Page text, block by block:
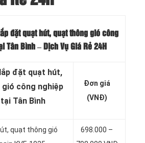
đặt quạt hút, quạt thông gió công
Tân Bình – Dịch Vụ Giá Rẻ 24H
đặt quạt hút,
công nghiệp
Tân Bình
Đơn giá
(VNĐ)
quạt thông gió
698.000 –